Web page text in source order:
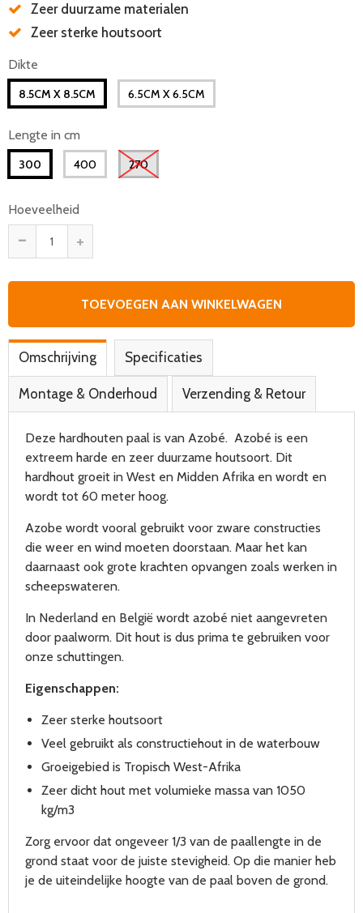
Zeer duurzame materialen
Zeer sterke houtsoort
Dikte
8.5CM X 8.5CM 6.5CM X 6.5CM
Lengte in cm
300 400 270
Hoeveelheid
- +
TOEVOEGEN AAN WINKELWAGEN
Omschrijving Specificaties
Montage & Onderhoud Verzending & Retour
Deze hardhouten paal is van Azobé. Azobé is een
extreem harde en zeer duurzame houtsoort. Dit
hardhout groeit in West en Midden Afrika en wordt en
wordt tot 60 meter hoog.
Azobe wordt vooral gebruikt voor zware constructies
die weer en wind moeten doorstaan. Maar het kan
daarnaast ook grote krachten opvangen zoals werken in
scheepswateren.
In Nederland en België wordt azobé niet aangevreten
door paalworm. Dit hout is dus prima te gebruiken voor
onze schuttingen.
Eigenschappen:
Zeer sterke houtsoort
Veel gebruikt als constructiehout in de waterbouw
Groeigebied is Tropisch West-Afrika
Zeer dicht hout met volumieke massa van 1050
kg/m3
Zorg ervoor dat ongeveer 1/3 van de paallengte in de
grond staat voor de juiste stevigheid. Op die manier heb
je de uiteindelijke hoogte van de paal boven de grond.